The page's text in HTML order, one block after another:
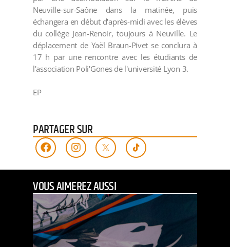
Neuville-sur-Saône dans la matinée, puis
échangera en début d'après-midi avec les élèves
du collège Jean-Renoir, toujours à Neuville. Le
déplacement de Yaël Braun-Pivet se conclura à
17 h par une rencontre avec les étudiants de
l'association Poli'Gones de l'université Lyon 3.
EP
PARTAGER SUR
VOUS AIMEREZ AUSSI